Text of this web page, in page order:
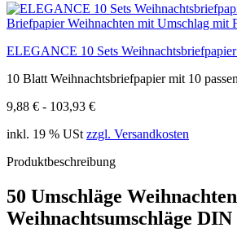
ELEGANCE 10 Sets
10 Blatt Weihnachtsbriefpapier mit 10
9,88 € - 103,93 €
inkl. 19 % USt zzgl. Versandkosten
Produktbeschreibung
50 Umschläge
Weihnachtsumschläge DIN